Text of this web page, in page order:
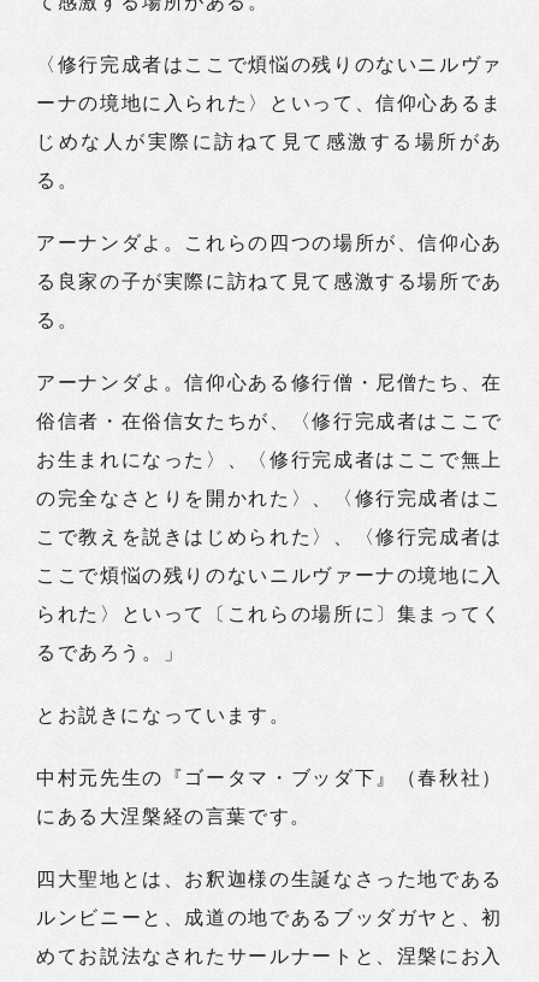
〈修行完成者はここで煩悩の残りのないニルヴァ
ーナの境地に入られた〉といって、信仰心あるま
じめな人が実際に訪ねて見て感激する場所があ
る。
アーナンダよ。これらの四つの場所が、信仰心あ
る良家の子が実際に訪ねて見て感激する場所であ
る。
アーナンダよ。信仰心ある修行僧・尼僧たち、在
俗信者・在俗信女たちが、〈修行完成者はここで
お生まれになった〉、〈修行完成者はここで無上
の完全なさとりを開かれた〉、〈修行完成者はこ
こで教えを説きはじめられた〉、〈修行完成者は
ここで煩悩の残りのないニルヴァーナの境地に入
られた〉といって〔これらの場所に〕集まってく
るであろう。」
とお説きになっています。
中村元先生の『ゴータマ・ブッダ下』（春秋社）
にある大涅槃経の言葉です。
四大聖地とは、お釈迦様の生誕なさった地である
ルンビニーと、成道の地であるブッダガヤと、初
めてお説法なされたサールナートと、涅槃にお入